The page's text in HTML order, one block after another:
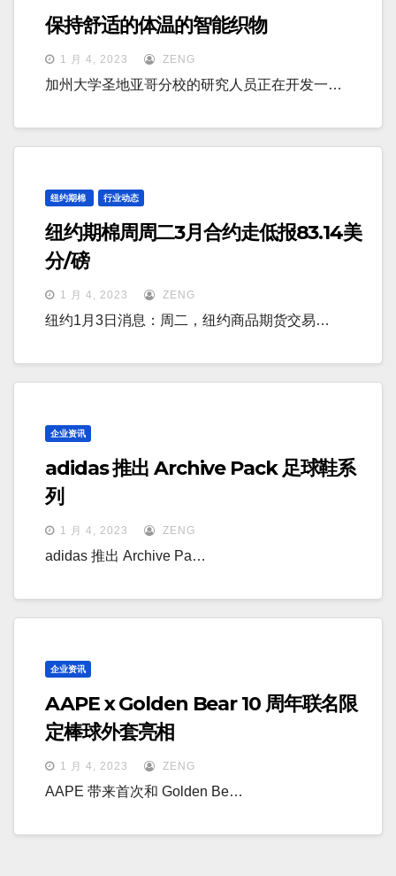
保持舒适的体温的智能织物
1 月 4, 2023 ZENG
加州大学圣地亚哥分校的研究人员正在开发一…
纽约期棉 行业动态
纽约期棉周周二3月合约走低报83.14美
分/磅
1 月 4, 2023 ZENG
纽约1月3日消息：周二，纽约商品期货交易…
企业资讯
adidas 推出 Archive Pack 足球鞋系
列
1 月 4, 2023 ZENG
adidas 推出 Archive Pa…
企业资讯
AAPE x Golden Bear 10 周年联名限
定棒球外套亮相
1 月 4, 2023 ZENG
AAPE 带来首次和 Golden Be…